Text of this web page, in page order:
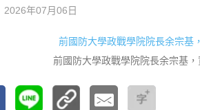
2026年07月06日
前國防大學政戰學院院長余宗基，